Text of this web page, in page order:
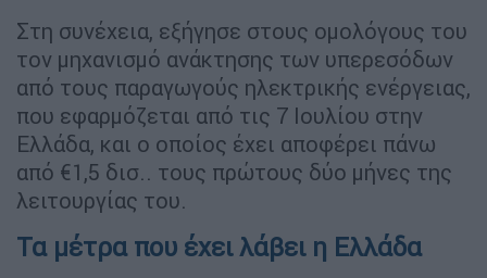
Στη συνέχεια, εξήγησε στους ομολόγους του
τον μηχανισμό ανάκτησης των υπερεσόδων
από τους παραγωγούς ηλεκτρικής ενέργειας,
που εφαρμόζεται από τις 7 Ιουλίου στην
Ελλάδα, και ο οποίος έχει αποφέρει πάνω
από €1,5 δισ.. τους πρώτους δύο μήνες της
λειτουργίας του.
Τα μέτρα που έχει λάβει η Ελλάδα